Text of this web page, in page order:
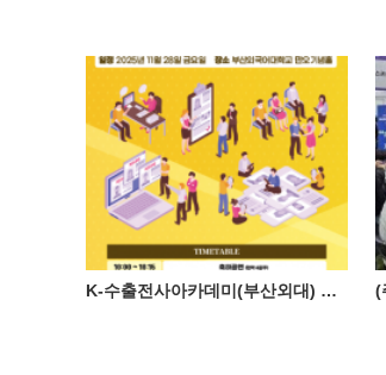
K-수출전사아카데미(부산외대) 글로벌 인재 취업 선도대학(경성대) 체크온, 외국인 유학생 채용박람회 참여